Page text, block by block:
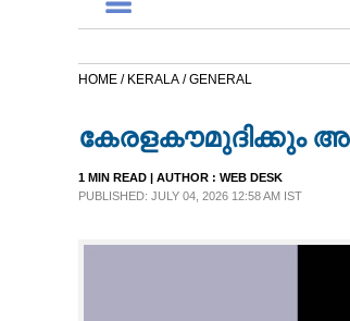
HOME / KERALA /GENERAL
കേരളകൗമുദിക്കും
1 MIN READ | AUTHOR : WEB DESK
PUBLISHED: JULY 04, 2026 12:58 AM IST